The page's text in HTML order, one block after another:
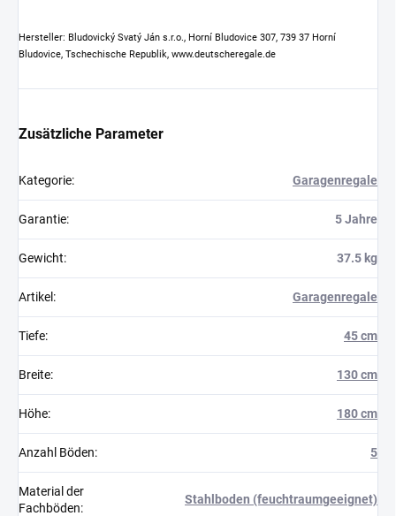
Hersteller: Bludovický Svatý Ján s.r.o., Horní Bludovice 307, 739 37 Horní
Bludovice, Tschechische Republik, www.deutscheregale.de
Zusätzliche Parameter
Kategorie: Garagenregale
Garantie: 5 Jahre
Gewicht: 37.5 kg
Artikel : Garagenregale
Tiefe: 45 cm
Breite: 130 cm
Höhe: 180 cm
Anzahl Böden: 5
Material der
Fachböden:
Stahlboden (feuchtraumgeeignet)